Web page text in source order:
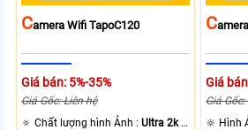
CAmera Wifi TapoC120
Giá bán: 5%-35%
Giá Gốc: Liên hệ
🔅 Chất lượng hình Ảnh :Ultra 2k +
C
Giá
Giá
🔆